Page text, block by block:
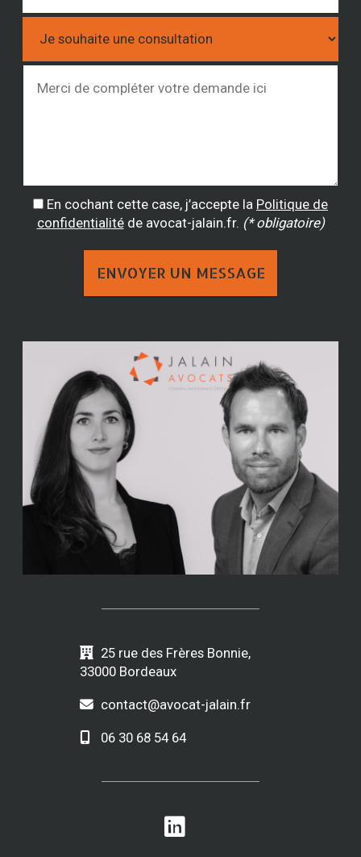
En cochant cette case, j’accepte la Politique de
confidentialitéde avocat-jalain.fr. (* obligatoire)
25 rue des Frères Bonnie,
33000 Bordeaux
contact@avocat-jalain.fr
06 30 68 54 64